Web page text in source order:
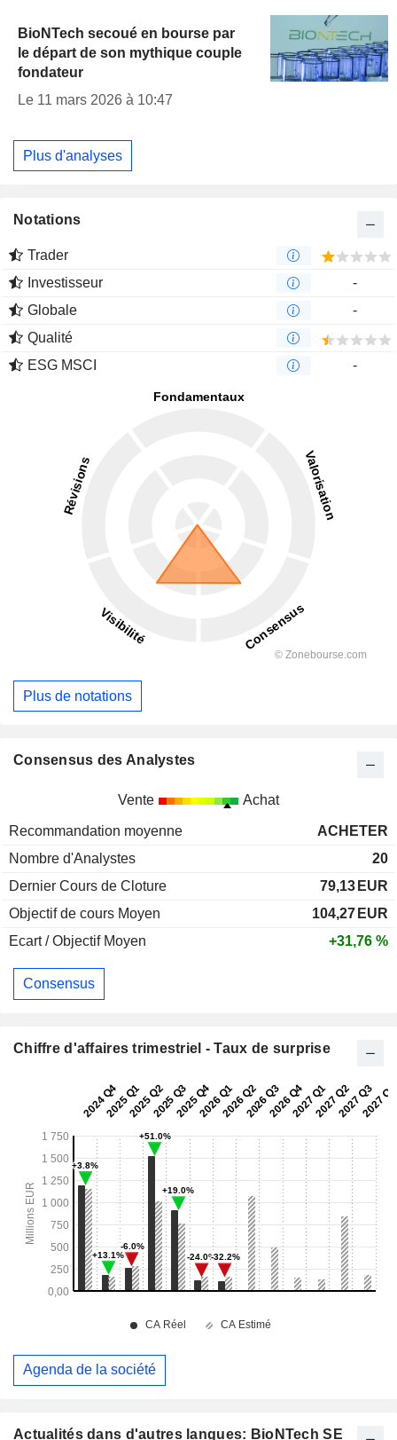
Actualités dans d'autres langues: BioNTech SE
BioNTech secoué en bourse par
le départ de son mythique couple
fondateur
Le 11 mars 2026 à 10:47
Plus d'analyses
Notations
Trader
Investisseur
-
Globale
-
Qualité
ESG MSCI
-
Plus de notations
Consensus des Analystes
Vente Achat
Recommandation moyenne
ACHETER
Nombre d'Analystes
20
Dernier Cours de Cloture
79,13 EUR
Objectif de cours Moyen
104,27 EUR
Ecart / Objectif Moyen
+31,76 %
Consensus
Chiffre d'affaires trimestriel - Taux de surprise
Agenda de la société